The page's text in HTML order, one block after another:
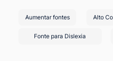
de
atalhos
para
Aumentar fontes Alto
Fonte para Dislexia